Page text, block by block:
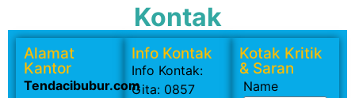
Kontak
Alamat
Kantor
Tendacibubur.com
Info Kontak
Info Kontak:
Gita: 0857
Kotak Kritik
& Saran
Name